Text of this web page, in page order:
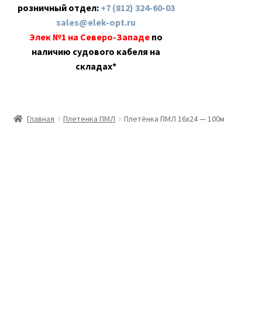
розничный отдел: +7 (812) 324-60-03
sales@elek-opt.ru
Элек №1 на Северо-Западе по
наличию судового кабеля на
складах*
Главная Плетенка ПМЛ Плетёнка ПМЛ 16х24 — 100м